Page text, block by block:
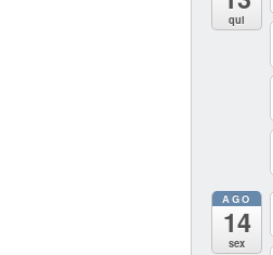
qui
AGO
14
sex